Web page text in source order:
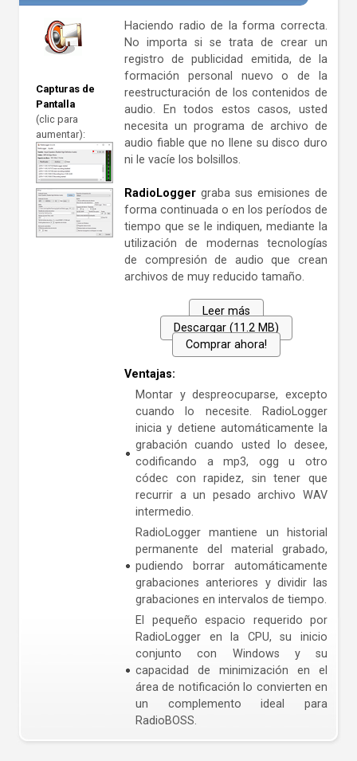
Capturas de
Pantalla
(clic para
aumentar):
Haciendo radio de la forma correcta.
No importa si se trata de crear un
registro de publicidad emitida, de la
formación personal nuevo o de la
reestructuración de los contenidos de
audio. En todos estos casos, usted
necesita un programa de archivo de
audio fiable que no llene su disco duro
ni le vacíe los bolsillos.
RadioLogger graba sus emisiones de
forma continuada o en los períodos de
tiempo que se le indiquen, mediante la
utilización de modernas tecnologías
de compresión de audio que crean
archivos de muy reducido tamaño.
Leer más
Descargar (11.2 MB)
Comprar ahora!
Ventajas:
Montar y despreocuparse, excepto
cuando lo necesite. RadioLogger
inicia y detiene automáticamente la
grabación cuando usted lo desee,
codificando a mp3, ogg u otro
códec con rapidez, sin tener que
recurrir a un pesado archivo WAV
intermedio.
RadioLogger mantiene un historial
permanente del material grabado,
pudiendo borrar automáticamente
grabaciones anteriores y dividir las
grabaciones en intervalos de tiempo.
El pequeño espacio requerido por
RadioLogger en la CPU, su inicio
conjunto con Windows y su
capacidad de minimización en el
área de notificación lo convierten en
un complemento ideal para
RadioBOSS.